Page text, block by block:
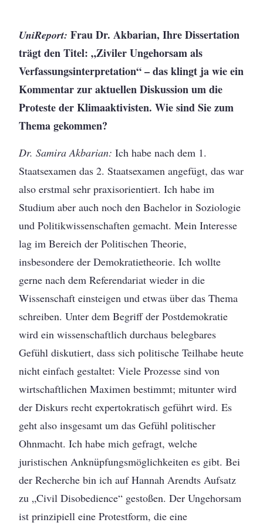
UniReport: Frau Dr. Akbarian, Ihre Dissertation
trägt den Titel: „Ziviler Ungehorsam als
Verfassungsinterpretation“ – das klingt ja wie ein
Kommentar zur aktuellen Diskussion um die
Proteste der Klimaaktivisten. Wie sind Sie zum
Thema gekommen?
Dr. Samira Akbarian:Ich habe nach dem 1.
Staatsexamen das 2. Staatsexamen angefügt, das war
also erstmal sehr praxisorientiert. Ich habe im
Studium aber auch noch den Bachelor in Soziologie
und Politikwissenschaften gemacht. Mein Interesse
lag im Bereich der Politischen Theorie,
insbesondere der Demokratietheorie. Ich wollte
gerne nach dem Referendariat wieder in die
Wissenschaft einsteigen und etwas über das Thema
schreiben. Unter dem Begriff der Postdemokratie
wird ein wissenschaftlich durchaus belegbares
Gefühl diskutiert, dass sich politische Teilhabe heute
nicht einfach gestaltet: Viele Prozesse sind von
wirtschaftlichen Maximen bestimmt; mitunter wird
der Diskurs recht expertokratisch geführt wird. Es
geht also insgesamt um das Gefühl politischer
Ohnmacht. Ich habe mich gefragt, welche
juristischen Anknüpfungsmöglichkeiten es gibt. Bei
der Recherche bin ich auf Hannah Arendts Aufsatz
zu „Civil Disobedience“ gestoßen. Der Ungehorsam
ist prinzipiell eine Protestform, die eine